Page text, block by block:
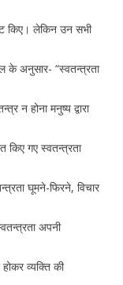
किए। लेकिन उन सभी
के अनुसार- “स्वतन्त्रता
न होना मनुष्य द्वारा
किए गए स्वतन्त्रता
घूमने-फिरने, विचार
अपनी
व्यक्ति की